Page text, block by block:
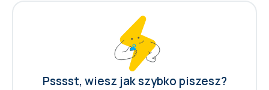
Psssst, wiesz jak szybko piszesz?